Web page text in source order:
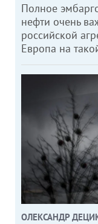
ФОТО: ОЛЕГ ПЕТРАСЮК
Полное
нефти очень
российской
Европа на
ОЛЕКСАНДР